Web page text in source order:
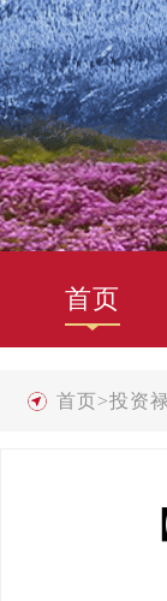
首页
首页>投资